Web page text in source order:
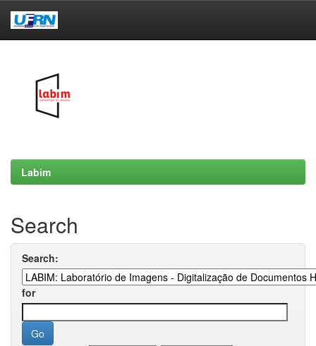
Labim
Search
Search:
for